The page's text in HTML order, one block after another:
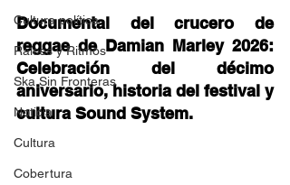
Cultura política
Raíces y Ritmos
Ska Sin Fronteras
Noticia
Cultura
Cobertura
Documental del crucero de
reggae de Damian Marley 2026:
Celebración del décimo
aniversario, historia del festival y
cultura Sound System.